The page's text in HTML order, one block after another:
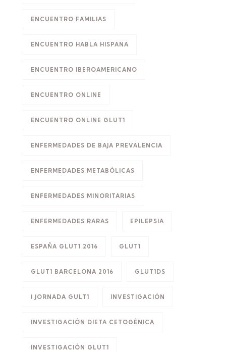
ENCUENTRO FAMILIAS
ENCUENTRO HABLA HISPANA
ENCUENTRO IBEROAMERICANO
ENCUENTRO ONLINE
ENCUENTRO ONLINE GLUT1
ENFERMEDADES DE BAJA PREVALENCIA
ENFERMEDADES METABÓLICAS
ENFERMEDADES MINORITARIAS
ENFERMEDADES RARAS EPILEPSIA
ESPAÑA GLUT1 2016 GLUT1
GLUT1 BARCELONA 2016 GLUT1DS
I JORNADA GULT1 INVESTIGACIÓN
INVESTIGACIÓN DIETA CETOGÉNICA
INVESTIGACIÓN GLUT1